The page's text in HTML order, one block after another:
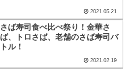
2021.05.21
さば寿司食べ比べ祭り！金華さ
ば、トロさば、老舗のさば寿司バ
トル！
2021.02.19